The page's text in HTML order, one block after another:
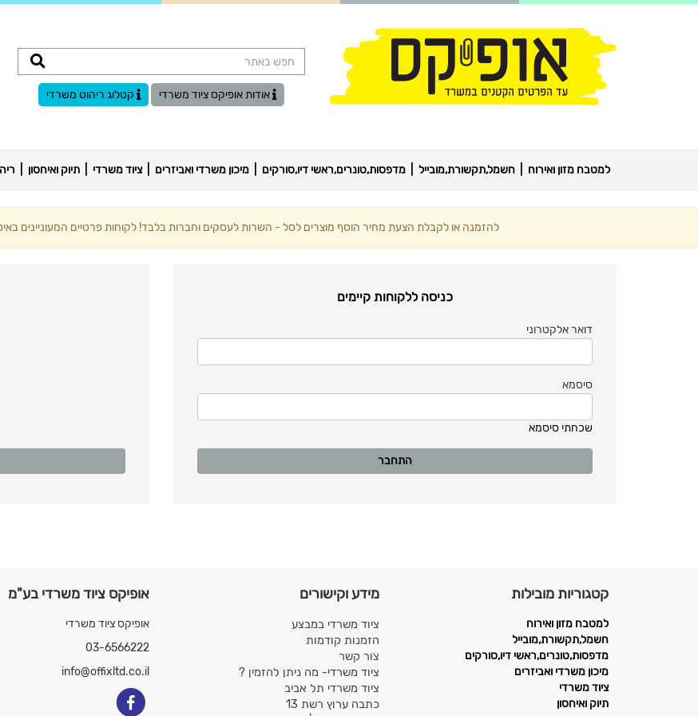
אודות אופיקס ציוד משרדי קטלוג ריהוט משרדי
למטבח מזון ואירוח חשמל,תקשורת,מובייל מדפסות,טונרים,ראשי דיו,סורקים מיכון משרדי ואביזרים ציוד משרדי תיוק ואיחסון
להזמנה או לקבלת הצעת מחיר הוסף מוצרים לסל - השרות לעסקים וחברות בלבד! לקוחות פרטיים המעוניינים
כניסה ללקוחות קיימים
דואר אלקטרוני
סיסמא
שכחתי סיסמא
אופיקס ציוד משרדי בע"מ
אופיקס ציוד משרדי
03-6566222
info@offixltd.co.il
מידע וקישורים
ציוד משרדי במבצע
הזמנות קודמות
צור קשר
ציוד משרדי- מה ניתן להזמין ?
ציוד משרדי תל אביב
כתבה ערוץ רשת 13
קטגוריות מובילות
למטבח מזון ואירוח
חשמל,תקשורת,מובייל
מדפסות,טונרים,ראשי דיו,סורקים
מיכון משרדי ואביזרים
ציוד משרדי
תיוק ואיחסון